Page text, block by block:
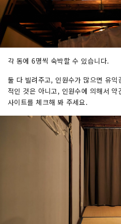
각 동에 6명씩 숙박할 수 있습니다.
둘 다 빌려주고, 인원수가 많으면 유
적인 것은 아니고, 인원수에 의해서
사이트를 체크해 봐 주세요.